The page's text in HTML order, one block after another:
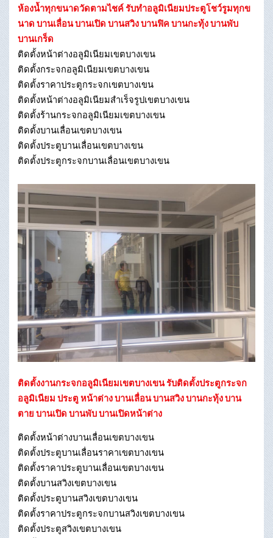
ห้องน้ำทุกขนาดวัดตามไชค์ รับทำอลูมิเนียมประตูโชว์รูมทุกข
นาด บานเลื่อน บานเปิด บานสวิง บานฟิค บานกะทุ้ง บานพับ
บานเกร็ด
ติดตั้งหน้าต่างอลูมิเนียมเขตบางเขน
ติดตั้งกระจกอลูมิเนียมเขตบางเขน
ติดตั้งราคาประตูกระจกเขตบางเขน
ติดตั้งหน้าต่างอลูมิเนียมสําเร็จรูปเขตบางเขน
ติดตั้งร้านกระจกอลูมิเนียมเขตบางเขน
ติดตั้งบานเลื่อนเขตบางเขน
ติดตั้งประตูบานเลื่อนเขตบางเขน
ติดตั้งประตูกระจกบานเลื่อนเขตบางเขน
ติดตั้งงานกระจกอลูมิเนียมเขตบางเขน รับติดตั้งประตูกระจก
อลูมิเนียม ประตู หน้าต่าง บานเลื่อน บานสวิง บานกะทุ้ง บาน
ตาย บานเปิด บานพับ บานเปิดหน้าต่าง
ติดตั้งหน้าต่างบานเลื่อนเขตบางเขน
ติดตั้งประตูบานเลื่อนราคาเขตบางเขน
ติดตั้งราคาประตูบานเลื่อนเขตบางเขน
ติดตั้งบานสวิงเขตบางเขน
ติดตั้งประตูบานสวิงเขตบางเขน
ติดตั้งราคาประตูกระจกบานสวิงเขตบางเขน
ติดตั้งประตูสวิงเขตบางเขน